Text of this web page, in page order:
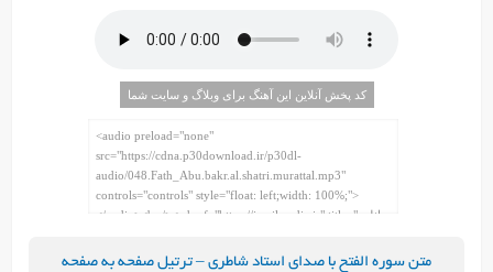
کد پخش آنلاین این آهنگ برای وبلاگ و سایت شما
متن سوره الفتح با صدای استاد شاطری – ترتیل صفحه به صفحه